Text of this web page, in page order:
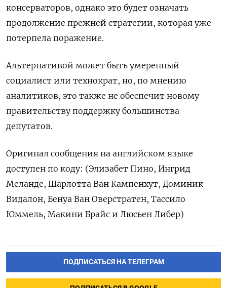
консерваторов, однако это будет означать
продолжение прежней стратегии, которая уже
потерпела поражение.
Альтернативой может быть умеренный
социалист или технократ, но, по мнению
аналитиков, это также не обеспечит новому
правительству поддержку большинства
депутатов.
Оригинал сообщения на английском языке
доступен по коду: (Элизабет Пино, Ингрид
Меланде, Шарлотта Ван Кампенхут, Доминик
Видалон, Бенуа Ван Оверстратен, Тассило
Юммель, Макини Брайс и Люсьен Либер)
ПОДПИСАТЬСЯ НА ТЕЛЕГРАМ